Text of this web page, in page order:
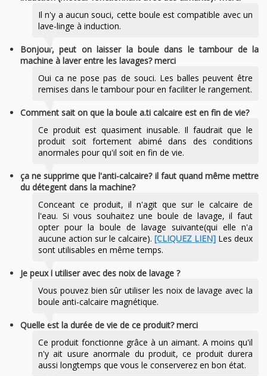
Il n'y a aucun souci, cette boule est compatible avec un
lave-linge à induction.
Bonjour, peut on laisser la boule dans le tambour de la
machine à laver entre les lavages? merci
Oui ca ne pose pas de souci. Les balles peuvent être
remises dans le tambour pour en faciliter le rangement.
Comment sait on que la boule a.ti calcaire est en fin de vie?
Ce produit est quasiment inusable. Il faudrait que le
produit soit fortement abimé dans des conditions
anormales pour qu'il soit en fin de vie.
ça ne supprime que l'anti-calcaire? il faut quand même mettre
du détegent dans la machine?
Conceant ce produit, il n'agit que sur le calcaire de
l'eau. Si vous souhaitez une boule de lavage, il faut
opter pour la boule de lavage suivante(qui elle n'a
aucune action sur le calcaire). [CLIQUEZ LIEN] Les deux
sont utilisables en même temps.
Je peux l utiliser avec des noix de lavage ?
Vous pouvez bien sûr utiliser les noix de lavage avec la
boule anti-calcaire magnétique.
Quelle est la durée de vie de ce produit? merci
Ce produit fonctionne grâce à un aimant. A moins qu'il
n'y ait usure anormale du produit, ce produit durera
aussi longtemps que vous le conserverez en bon état.